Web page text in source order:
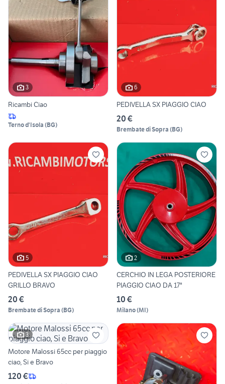
3
Ricambi Ciao
Terno d'Isola (BG)
6
PEDIVELLA SX PIAGGIO CIAO
20 €
Brembate di Sopra (BG)
5
PEDIVELLA SX PIAGGIO CIAO
GRILLO BRAVO
20 €
Brembate di Sopra (BG)
2
CERCHIO IN LEGA POSTERIORE
PIAGGIO CIAO DA 17"
10 €
Milano(MI)
3
Motore Malossi 65cc per piaggio
ciao, Si e Bravo
120 €